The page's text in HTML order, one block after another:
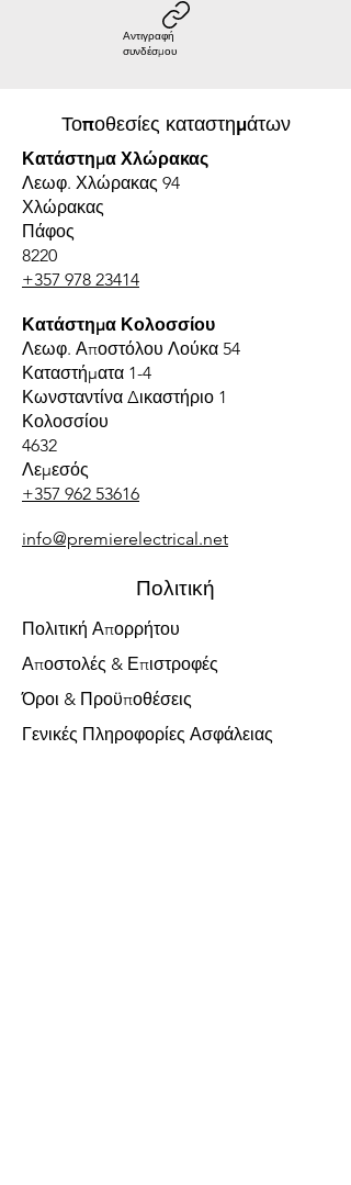
Αντιγραφή
συνδέσμου
Τοποθεσίες καταστημάτων
Κατάστημα Χλώρακας
Λεωφ. Χλώρακας 94
Χλώρακας
Πάφος
8220
+357 978 23414
Κατάστημα Κολοσσίου
Λεωφ. Αποστόλου Λούκα 54
Καταστήματα 1-4
Κωνσταντίνα Δικαστήριο 1
Κολοσσίου
4632
Λεμεσός
+357 962 53616
info@premierelectrical.net
Πολιτική
Πολιτική Απορρήτου
Αποστολές & Επιστροφές
Όροι & Προϋποθέσεις
Γενικές Πληροφορίες Ασφάλειας